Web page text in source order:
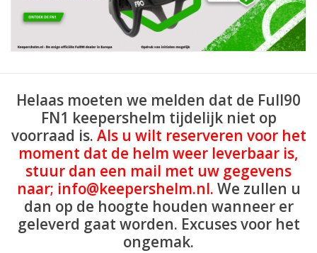
Helaas moeten we melden dat de Full90
FN1 keepershelm tijdelijk niet op
voorraad is. Als u wilt reserveren voor het
moment dat de helm weer leverbaar is,
stuur dan een mail met uw gegevens
naar; info@keepershelm.nl. We zullen u
dan op de hoogte houden wanneer er
geleverd gaat worden. Excuses voor het
ongemak.